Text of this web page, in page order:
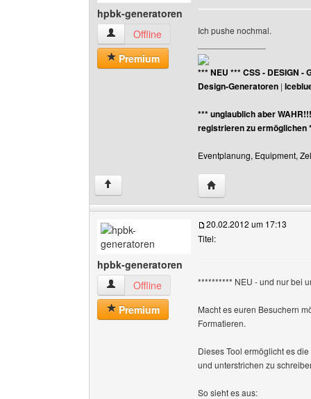
hpbk-generatoren
hpbk-generatoren Benutzer-Profile anzeigen
Offline
Premium
Ich pushe nochmal.
*** NEU *** CSS - DESIGN -
Design-Generatoren |
*** unglaublich aber
registrieren zu ermöglichen
Eventplanung, Equipment,
↑ Website dieses
hpbk-generatoren
hpbk-generatoren Benutzer-Profile anzeigen
Offline
Premium
20.02.2012 um 17:13
Titel:
********** NEU - und nur bei
Macht es euren Besuchern
Formatieren.
Dieses Tool ermöglicht es
und unterstrichen zu
So sieht es aus: